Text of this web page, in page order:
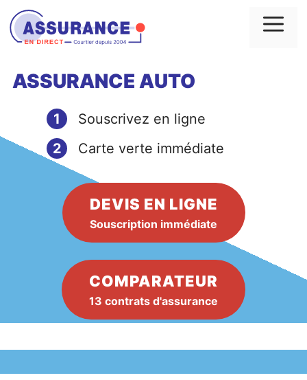
Aller
au
contenu
ASSURANCE AUTO
1
Souscrivez en ligne
2
Carte verte immédiate
DEVIS EN LIGNE
Souscription immédiate
COMPARATEUR
13 contrats d'assurance